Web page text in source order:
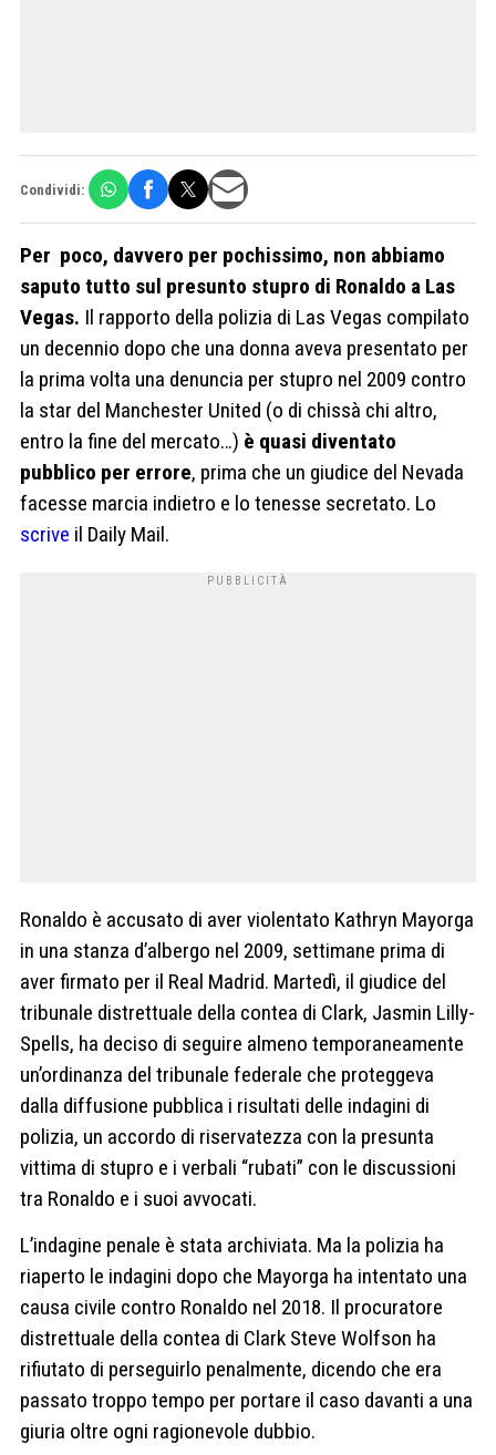
Condividi:
Per poco, davvero per pochissimo, non abbiamo
saputo tutto sul presunto stupro di Ronaldo a Las
Vegas. Il rapporto della polizia di Las Vegas compilato
un decennio dopo che una donna aveva presentato per
la prima volta una denuncia per stupro nel 2009 contro
la star del Manchester United (o di chissà chi altro,
entro la fine del mercato…) è quasi diventato
pubblico per errore, prima che un giudice del Nevada
facesse marcia indietro e lo tenesse secretato. Lo
scrive il Daily Mail.
Ronaldo è accusato di aver violentato Kathryn Mayorga
in una stanza d’albergo nel 2009, settimane prima di
aver firmato per il Real Madrid. Martedì, il giudice del
tribunale distrettuale della contea di Clark, Jasmin Lilly-
Spells, ha deciso di seguire almeno temporaneamente
un’ordinanza del tribunale federale che proteggeva
dalla diffusione pubblica i risultati delle indagini di
polizia, un accordo di riservatezza con la presunta
vittima di stupro e i verbali “rubati” con le discussioni
tra Ronaldo e i suoi avvocati.
L’indagine penale è stata archiviata. Ma la polizia ha
riaperto le indagini dopo che Mayorga ha intentato una
causa civile contro Ronaldo nel 2018. Il procuratore
distrettuale della contea di Clark Steve Wolfson ha
rifiutato di perseguirlo penalmente, dicendo che era
passato troppo tempo per portare il caso davanti a una
giuria oltre ogni ragionevole dubbio.